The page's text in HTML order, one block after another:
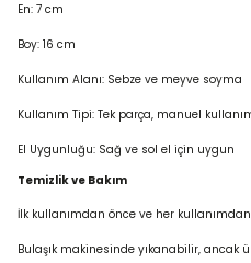
En: 7 cm
Boy: 16 cm
Kullanım Alanı: Sebze ve meyve soyma
Kullanım Tipi: Tek parça, manuel
El Uygunluğu: Sağ ve sol el için uygun
Temizlik ve Bakım
İlk kullanımdan önce ve her kullanımdan
Bulaşık makinesinde yıkanabilir,